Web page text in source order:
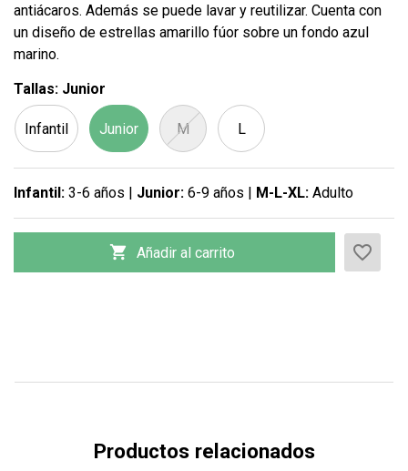
antiácaros. Además se puede lavar y reutilizar. Cuenta con
un diseño de estrellas amarillo fúor sobre un fondo azul
marino.
Tallas: Junior
Infantil Junior M L
Infantil: 3-6 años | Junior: 6-9 años | M-L-XL: Adulto
 Añadir al carrito favorite_border
Productos relacionados
AÑADIR A LA LISTA DE
×
CREAR LISTA DE DESEOS
Nombre de la lista de deseos
INICIAR SESIÓN